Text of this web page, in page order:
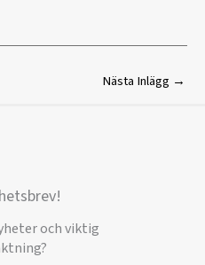
Nästa Inlägg →
och viktig